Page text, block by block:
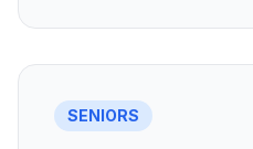
SENIORS